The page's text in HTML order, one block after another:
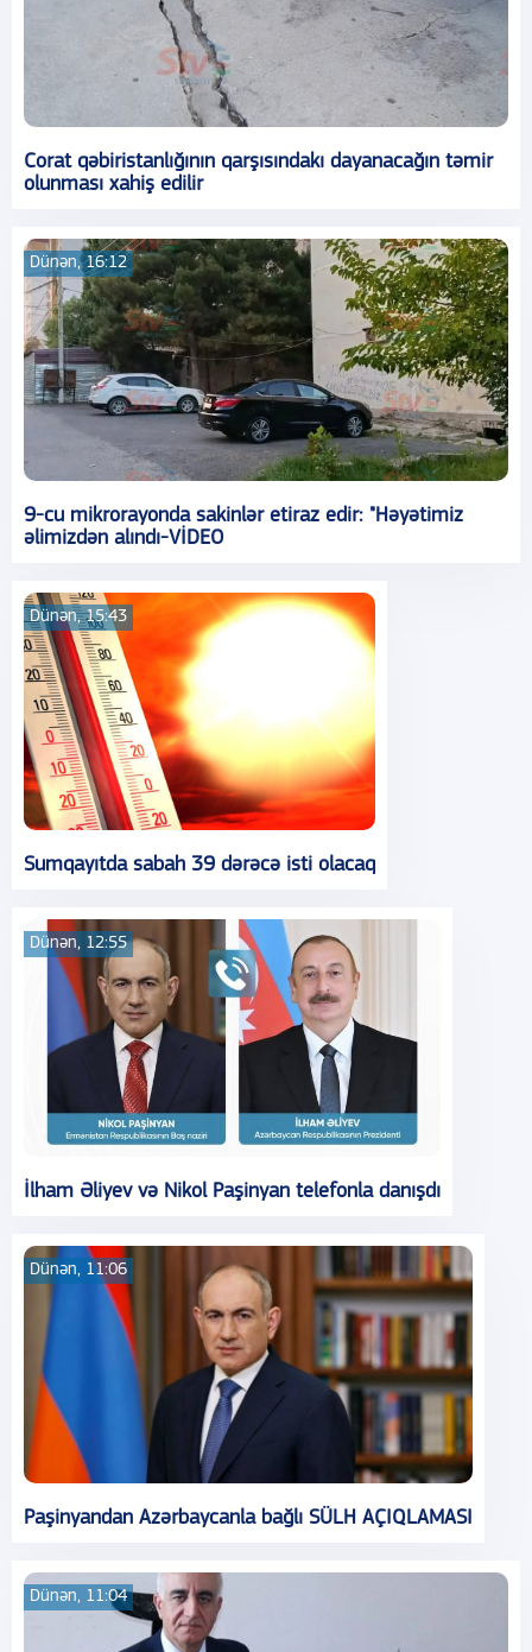
Corat qəbiristanlığının qarşısındakı dayanacağın təmir
olunması xahiş edilir
Dünən, 16:12
9-cu mikrorayonda sakinlər etiraz edir: "Həyətimiz
əlimizdən alındı-VİDEO
Dünən, 15:43
Sumqayıtda sabah 39 dərəcə isti olacaq
Dünən, 12:55
İlham Əliyev və Nikol Paşinyan telefonla danışdı
Dünən, 11:06
Paşinyandan Azərbaycanla bağlı SÜLH AÇIQLAMASI
Dünən, 11:04